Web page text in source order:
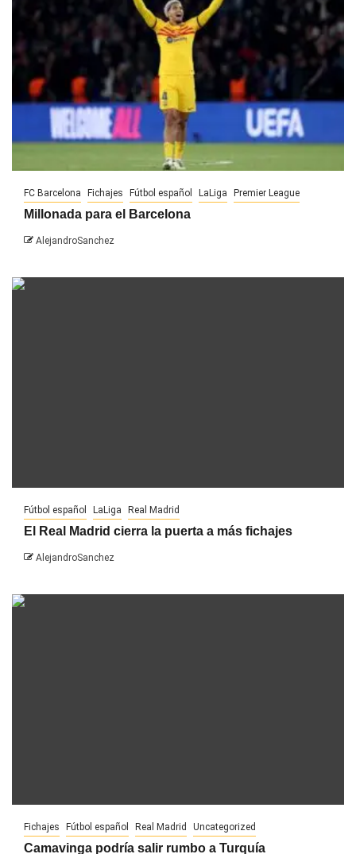
FC Barcelona Fichajes Fútbol español LaLiga Premier League
Millonada para el Barcelona
AlejandroSanchez
Fútbol español LaLiga Real Madrid
El Real Madrid cierra la puerta a más fichajes
AlejandroSanchez
Fichajes Fútbol español Real Madrid Uncategorized
Camavinga podría salir rumbo a Turquía